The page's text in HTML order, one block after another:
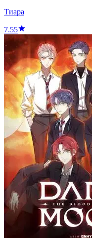
Тиара
7.55